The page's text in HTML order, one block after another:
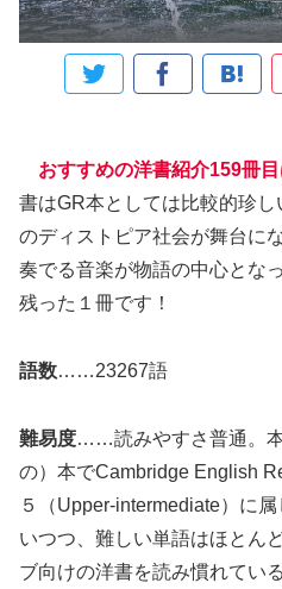
おすすめの洋書紹介159冊
書はGR本としては比較的珍
のディストピア社会が舞台に
奏でる音楽が物語の中心とな
残った１冊です！
語数……23267語
難易度……読みやすさ普通。
の）本でCambridge English
５（Upper-intermediate）に
いつつ、難しい単語はほとん
ブ向けの洋書を読み慣れてい